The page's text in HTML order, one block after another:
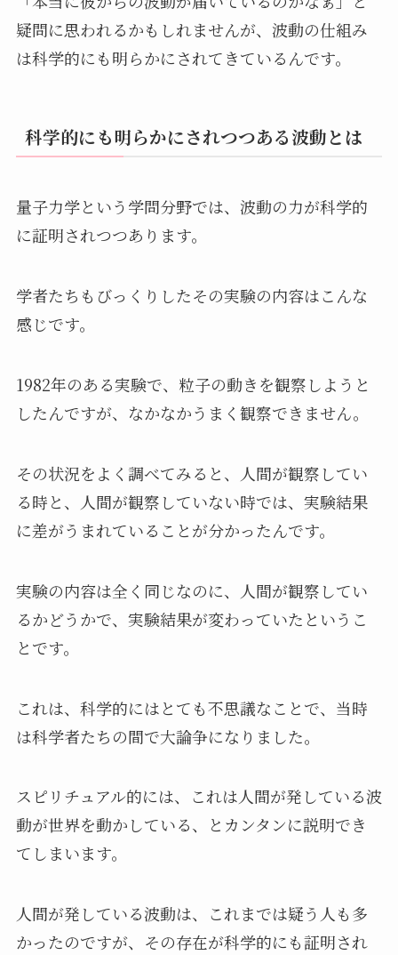
疑問に思われるかもしれませんが、波動の仕組み
は科学的にも明らかにされてきているんです。
科学的にも明らかにされつつある波動とは
量子力学という学問分野では、波動の力が科学的
に証明されつつあります。
学者たちもびっくりしたその実験の内容はこんな
感じです。
1982年のある実験で、粒子の動きを観察しようと
したんですが、なかなかうまく観察できません。
その状況をよく調べてみると、人間が観察してい
る時と、人間が観察していない時では、実験結果
に差がうまれていることが分かったんです。
実験の内容は全く同じなのに、人間が観察してい
るかどうかで、実験結果が変わっていたというこ
とです。
これは、科学的にはとても不思議なことで、当時
は科学者たちの間で大論争になりました。
スピリチュアル的には、これは人間が発している波
動が世界を動かしている、とカンタンに説明でき
てしまいます。
人間が発している波動は、これまでは疑う人も多
かったのですが、その存在が科学的にも証明され